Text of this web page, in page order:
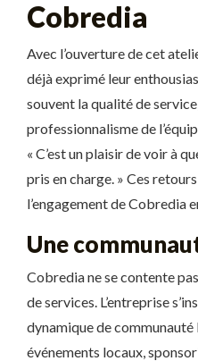
Cobredia
Avec l’ouverture de cet
déjà exprimé leur
souvent la qualité de
professionnalisme de
« C’est un plaisir de voir à
pris en charge. » Ces
l’engagement de Cobredia
Une
Cobredia ne se contente
de services. L’entreprise
dynamique de communauté
événements locaux,